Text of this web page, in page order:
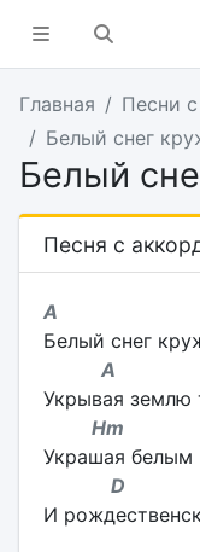
Главная
Песни
Белый снег
Белый
Песня с
A
Белый снег
A
Укрывая землю
Hm
Украшая белым
D
И